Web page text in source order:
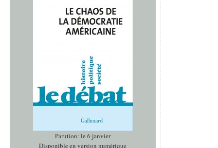
Parution: le 6 janvier
Disponible en version numérique